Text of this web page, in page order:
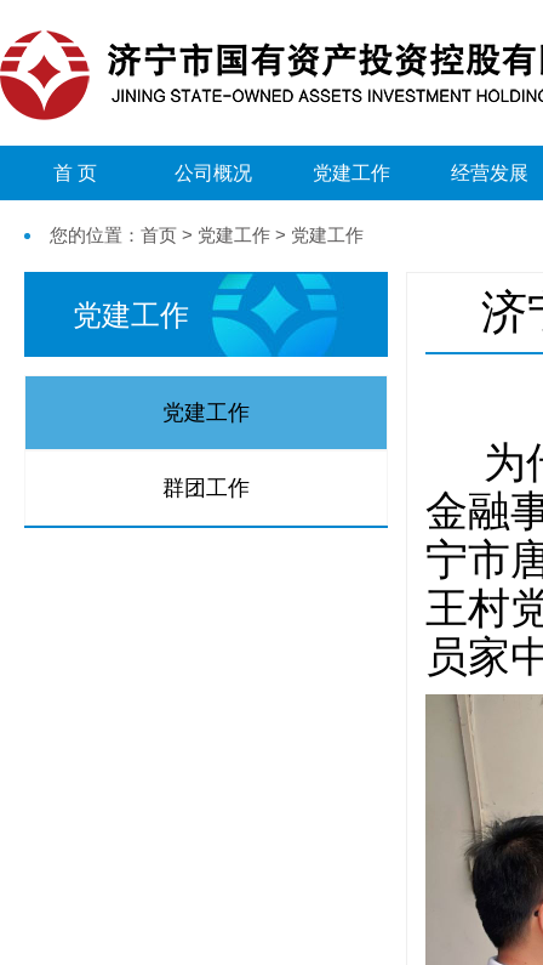
首 页 公司概况 党建工作 经营发展
您的位置：首页 > 党建工作 > 党建工作
党建工作
党建工作
群团工作
济
为
金融
宁市
王村
员家